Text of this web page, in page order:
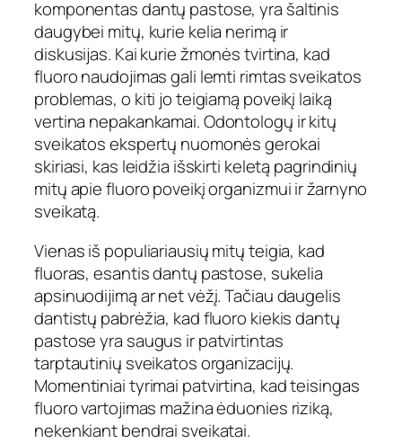
komponentas dantų pastose, yra šaltinis
daugybei mitų, kurie kelia nerimą ir
diskusijas. Kai kurie žmonės tvirtina, kad
fluoro naudojimas gali lemti rimtas sveikatos
problemas, o kiti jo teigiamą poveikį laiką
vertina nepakankamai. Odontologų ir kitų
sveikatos ekspertų nuomonės gerokai
skiriasi, kas leidžia išskirti keletą pagrindinių
mitų apie fluoro poveikį organizmui ir žarnyno
sveikatą.
Vienas iš populiariausių mitų teigia, kad
fluoras, esantis dantų pastose, sukelia
apsinuodijimą ar net vėžį. Tačiau daugelis
dantistų pabrėžia, kad fluoro kiekis dantų
pastose yra saugus ir patvirtintas
tarptautinių sveikatos organizacijų.
Momentiniai tyrimai patvirtina, kad teisingas
fluoro vartojimas mažina ėduonies riziką,
nekenkiant bendrai sveikatai.